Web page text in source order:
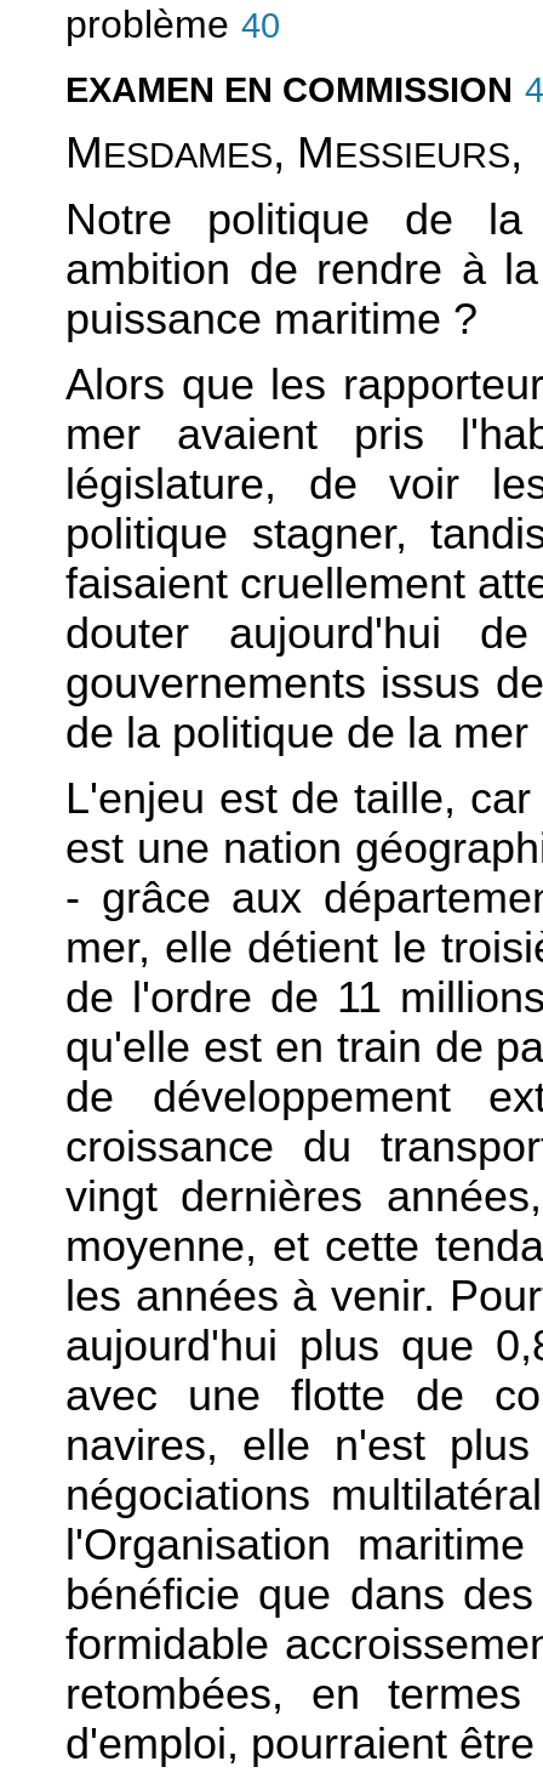
problème 40
EXAMEN EN COMMISSION
MESDAMES, MESSIEURS,
Notre politique de
ambition de rendre à
puissance maritime ?
Alors que les
mer avaient pris
législature, de voir
politique stagner,
faisaient cruellement
douter aujourd'hui
gouvernements issus
de la politique de la
L'enjeu est de taille,
est une nation
- grâce aux
mer, elle détient le
de l'ordre de 11
qu'elle est en train de
de développement
croissance du
vingt dernières
moyenne, et cette
les années à venir.
aujourd'hui plus que
avec une flotte de
navires, elle n'est
négociations
l'Organisation
bénéficie que dans
formidable
retombées, en
d'emploi, pourraient